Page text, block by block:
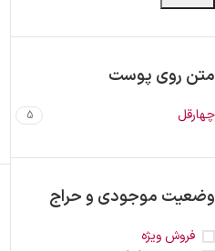
متن روی پوست
چهارقل 5
وضعیت موجودی و حراج
فروش ویژه